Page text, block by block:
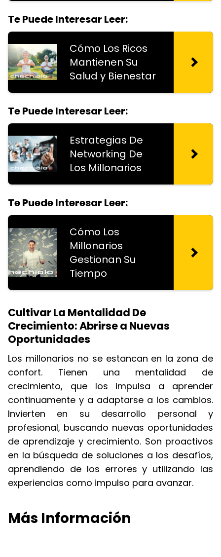
Te Puede Interesar Leer:
Cómo Los Ricos
Mantienen Su
Salud y Bienestar
Te Puede Interesar Leer:
Estrategias De
Networking De
Los Millonarios
Te Puede Interesar Leer:
Cómo Los
Millonarios
Gestionan Su
Tiempo
Cultivar La Mentalidad De
Crecimiento: Abrirse a Nuevas
Oportunidades
Los millonarios no se estancan en la zona de
confort. Tienen una mentalidad de
crecimiento, que los impulsa a aprender
continuamente y a adaptarse a los cambios.
Invierten en su desarrollo personal y
profesional, buscando nuevas oportunidades
de aprendizaje y crecimiento. Son proactivos
en la búsqueda de soluciones a los desafíos,
aprendiendo de los errores y utilizando las
experiencias como impulso para avanzar.
Más Información